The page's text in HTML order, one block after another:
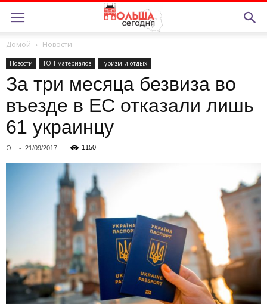
Домой Новости
Новости ТОП материалов Туризм и отдых
За три месяца безвиза во
въезде в ЕС отказали лишь
61 украинцу
От - 21/09/2017 1150